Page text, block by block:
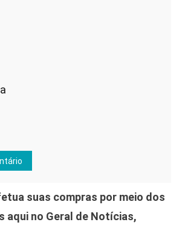
suas compras por meio dos
aqui no Geral de Notícias,